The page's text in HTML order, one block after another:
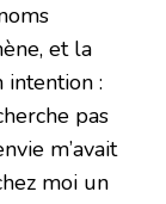
et la
intention :
pas
m’avait
moi un